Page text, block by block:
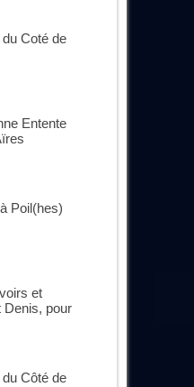
Coté de
Entente
Poil(hes)
et
Denis, pour
Côté de